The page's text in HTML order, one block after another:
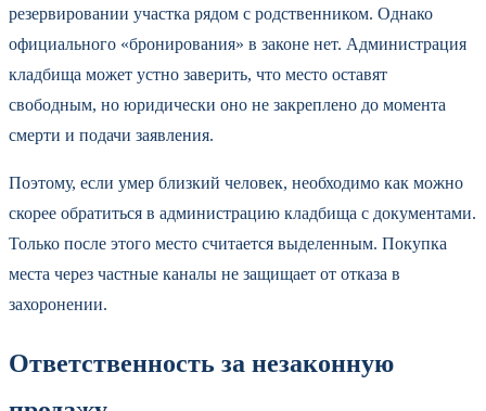
резервировании участка рядом с родственником. Однако
официального «бронирования» в законе нет. Администрация
кладбища может устно заверить, что место оставят
свободным, но юридически оно не закреплено до момента
смерти и подачи заявления.
Поэтому, если умер близкий человек, необходимо как можно
скорее обратиться в администрацию кладбища с документами.
Только после этого место считается выделенным. Покупка
места через частные каналы не защищает от отказа в
захоронении.
Ответственность за незаконную